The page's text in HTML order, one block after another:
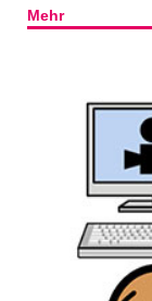
Mehr